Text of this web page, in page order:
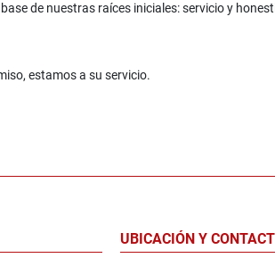
de nuestras raíces iniciales: servicio y
estamos a su servicio.
UBICACIÓN Y